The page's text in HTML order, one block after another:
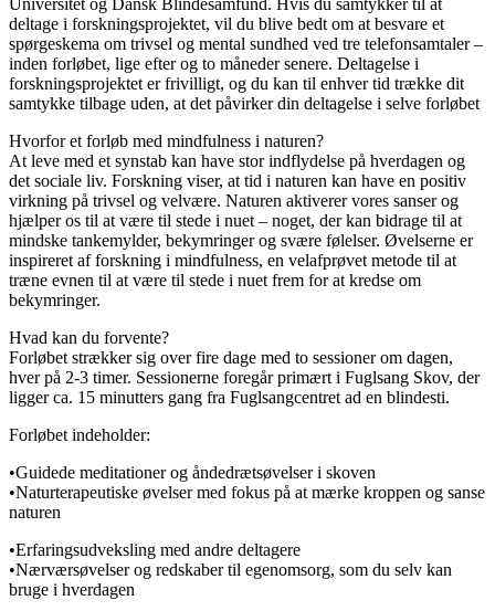
deltage i forskningsprojektet, vil du blive bedt om at besvare et
spørgeskema om trivsel og mental sundhed ved tre telefonsamtaler –
inden forløbet, lige efter og to måneder senere. Deltagelse i
forskningsprojektet er frivilligt, og du kan til enhver tid trække dit
samtykke tilbage uden, at det påvirker din deltagelse i selve forløbet
Hvorfor et forløb med mindfulness i naturen?
At leve med et synstab kan have stor indflydelse på hverdagen og
det sociale liv. Forskning viser, at tid i naturen kan have en positiv
virkning på trivsel og velvære. Naturen aktiverer vores sanser og
hjælper os til at være til stede i nuet – noget, der kan bidrage til at
mindske tankemylder, bekymringer og svære følelser. Øvelserne er
inspireret af forskning i mindfulness, en velafprøvet metode til at
træne evnen til at være til stede i nuet frem for at kredse om
bekymringer.
Hvad kan du forvente?
Forløbet strækker sig over fire dage med to sessioner om dagen,
hver på 2-3 timer. Sessionerne foregår primært i Fuglsang Skov, der
ligger ca. 15 minutters gang fra Fuglsangcentret ad en blindesti.
Forløbet indeholder:
•Guidede meditationer og åndedrætsøvelser i skoven
•Naturterapeutiske øvelser med fokus på at mærke kroppen og sanse
naturen
•Erfaringsudveksling med andre deltagere
•Nærværsøvelser og redskaber til egenomsorg, som du selv kan
bruge i hverdagen